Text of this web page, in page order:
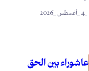
_4 _أغسطس _2026
عاشوراء بين الحق